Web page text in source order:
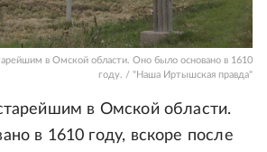
в Омской области. Оно было основано в 1610
году. / "Наша Иртышская правда"
в Омской области.
в 1610 году, вскоре после